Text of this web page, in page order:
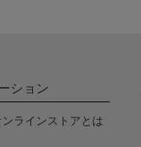
ション
ンラインストアとは